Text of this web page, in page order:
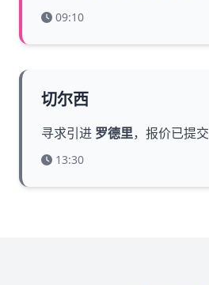
09:10
切尔西
寻求引进 罗德里，报价已提交
13:30